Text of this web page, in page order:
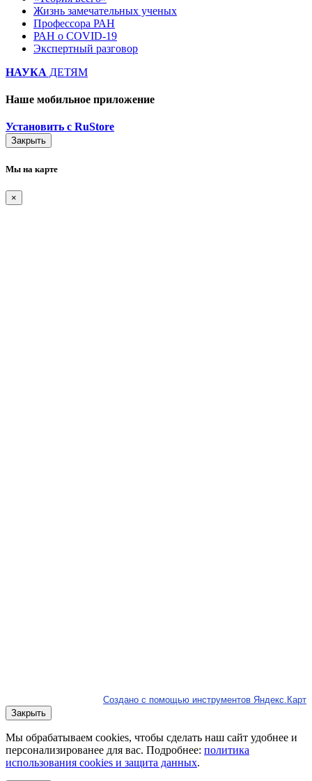
Жизнь замечательных ученых
Профессора РАН
РАН о COVID-19
Экспертный разговор
НАУКА ДЕТЯМ
Наше мобильное приложение
Установить с RuStore
Закрыть
Мы на карте
×
Создано с помощью инструментов Яндекс.Карт
Закрыть
Мы обрабатываем cookies, чтобы сделать наш сайт удобнее и
персонализированее для вас. Подробнее: политика
использования cookies и защита данных.